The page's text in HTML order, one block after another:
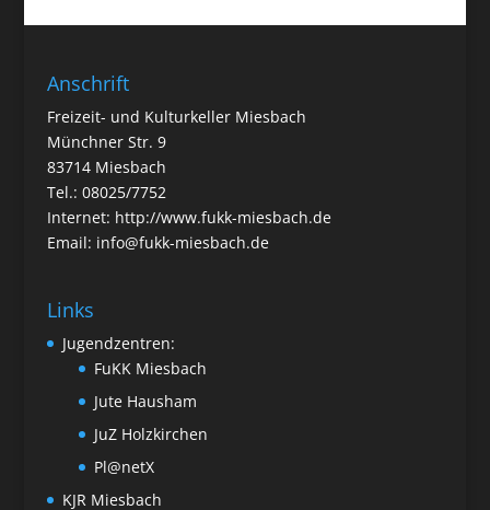
Anschrift
Freizeit- und Kulturkeller Miesbach
Münchner Str. 9
83714 Miesbach
Tel.: 08025/7752
Internet: http://www.fukk-miesbach.de
Email: info@fukk-miesbach.de
Links
Jugendzentren:
FuKK Miesbach
Jute Hausham
JuZ Holzkirchen
Pl@netX
KJR Miesbach